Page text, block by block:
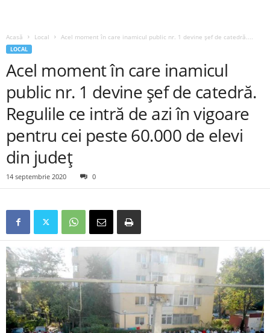
Acasă Local Acel moment în care inamicul public nr. 1 devine șef de catedră....
LOCAL
Acel moment în care inamicul
public nr. 1 devine șef de catedră.
Regulile ce intră de azi în vigoare
pentru cei peste 60.000 de elevi
din județ
14 septembrie 2020 0